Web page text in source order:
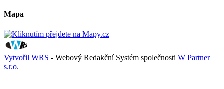
Mapa
Vytvořil WRS - Webový Redakční Systém společnosti W Partner
s.r.o.